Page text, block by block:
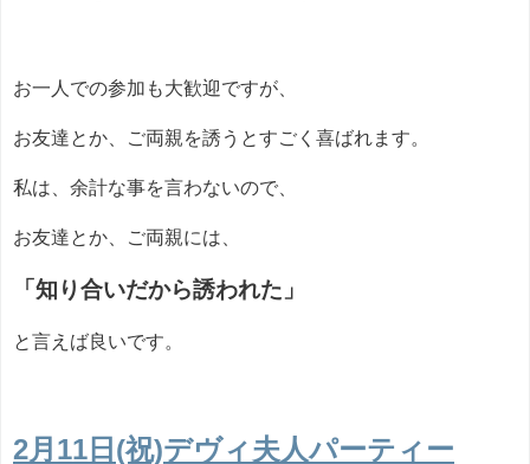
お一人での参加も大歓迎ですが、
お友達とか、ご両親を誘うとすごく喜ばれます。
私は、余計な事を言わないので、
お友達とか、ご両親には、
「知り合いだから誘われた」
と言えば良いです。
2月11日(祝)デヴィ夫人パーティー